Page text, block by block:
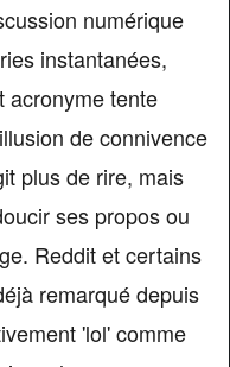
numérique
instantanées,
tente
de connivence
plus de rire, mais
ses propos ou
Reddit et certains
remarqué depuis
'lol' comme